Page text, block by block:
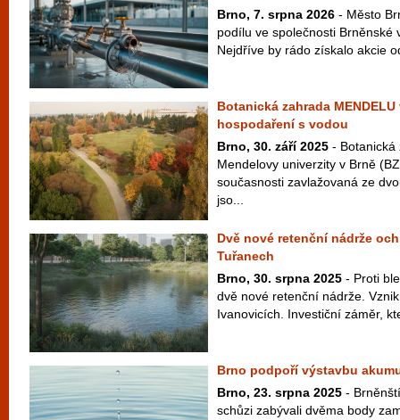
Brno, 7. srpna 2026 - Město
podílu ve společnosti Brněnské
Nejdříve by rádo získalo akcie
Botanická zahrada
hospodaření s vodou
Brno, 30. září 2025 - Botanická
Mendelovy univerzity v Brně
současnosti zavlažovaná ze
jso...
Dvě nové retenční nádrže
Tuřanech
Brno, 30. srpna 2025 - Proti
dvě nové retenční nádrže.
Ivanovicích. Investiční záměr,
Brno podpoří výstavbu
Brno, 23. srpna 2025 -
schůzi zabývali dvěma body